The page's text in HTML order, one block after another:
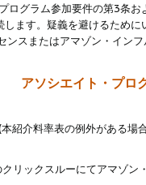
ログラム参加要件の第3条
ます。疑義を避けるため
ンスまたはアマゾン・イン
アソシエイト・プロ
本紹介料率表の例外がある
リックスルーにてアマゾン